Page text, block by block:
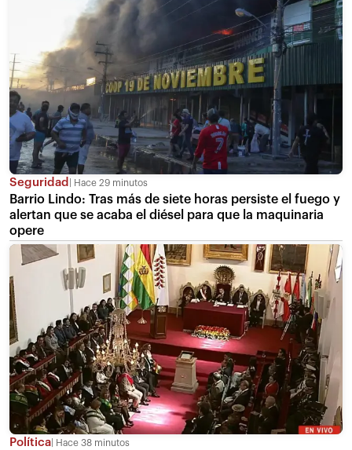
Seguridad Hace 29 minutos
Barrio Lindo: Tras más de siete horas persiste el fuego y
alertan que se acaba el diésel para que la maquinaria
opere
Política Hace 38 minutos